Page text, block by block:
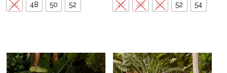
46 48 50 52 46 48 50 52 54